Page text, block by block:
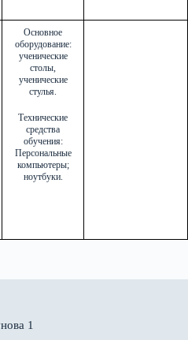
Основное
оборудование:
ученические
столы,
ученические
стулья.
Технические
средства
обучения:
Персональные
компьютеры;
ноутбуки.
1